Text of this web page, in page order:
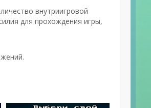
внутриигровой
для прохождения игры,